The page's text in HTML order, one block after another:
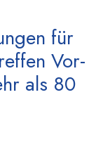
für
Vor-
als 80